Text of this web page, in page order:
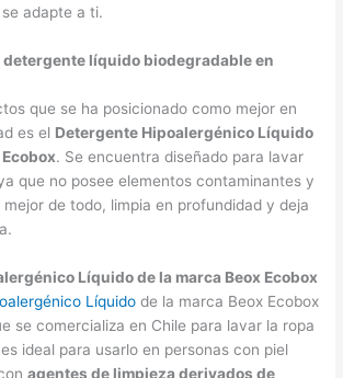
adapte a ti.
detergente líquido biodegradable en
que se ha posicionado como mejor en
es el Detergente Hipoalergénico Líquido
. Se encuentra diseñado para lavar
que no posee elementos contaminantes y
de todo, limpia en profundidad y deja
Líquido de la marca Beox Ecobox
Líquido de la marca Beox Ecobox
se comercializa en Chile para lavar la ropa
ideal para usarlo en personas con piel
agentes de limpieza derivados de